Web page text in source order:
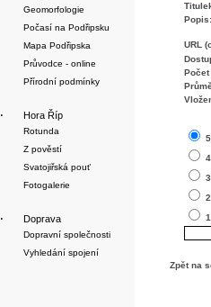
Geomorfologie
Počasí na Podřipsku
Mapa Podřipska
Průvodce - online
Přírodní podmínky
· Hora Říp
Rotunda
Z pověstí
Svatojiřská pouť
Fotogalerie
· Doprava
Dopravní společnosti
Vyhledání spojení
Popis:
URL
Zpět na